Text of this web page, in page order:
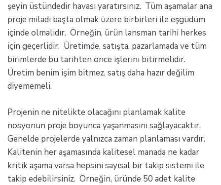
şeyin üstündedir havası yaratırsınız. Tüm aşamalar ana
proje miladı başta olmak üzere birbirleri ile eşgüdüm
içinde olmalıdır. Örneğin, ürün lansman tarihi herkes
için geçerlidir. Üretimde, satışta, pazarlamada ve tüm
birimlerde bu tarihten önce işlerini bitirmelidir.
Üretim benim işim bitmez, satış daha hazır değilim
diyememeli.
Projenin ne nitelikte olacağını planlamak kalite
nosyonun proje boyunca yaşanmasını sağlayacaktır.
Genelde projelerde yalnızca zaman planlaması vardır.
Kalitenin her aşamasında kalitesel manada ne kadar
kritik aşama varsa hepsini sayısal bir takip sistemi ile
takip edebilirsiniz. Örneğin, üründe 50 adet kalite